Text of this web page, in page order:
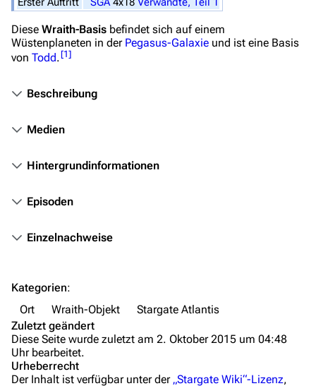
Objekte
Kommerzielles
Hilfe
Letzte Änderungen
Anfragen
Administrations-Übersicht
Löschantrag
Diese Wraith-Basis befindet sich auf einem
Wüstenplaneten in der Pegasus-Galaxie und ist eine Basis
von Todd. [1]
Beschreibung
Medien
Hintergrundinformationen
Episoden
Einzelnachweise
Kategorien:
Ort
Wraith-Objekt
Stargate Atlantis
Zuletzt geändert
Diese Seite wurde zuletzt am 2. Oktober 2015 um 04:48
Uhr bearbeitet.
Urheberrecht
Der Inhalt ist verfügbar unter der „Stargate Wiki“-Lizenz,